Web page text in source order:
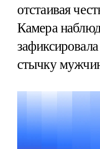
отстаивая
Камера
стычку